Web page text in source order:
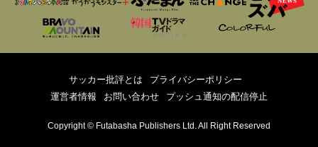
サッカー批評とは
プライバシーポリシー
運営者情報
お問い合わせ プッシュ通知の配信停止
Copyright © Futabasha Publishers Ltd. All Right Reserved